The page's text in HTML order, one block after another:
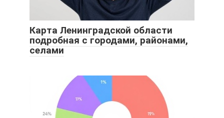
Карта Ленинградской области
подробная с городами, районами,
селами